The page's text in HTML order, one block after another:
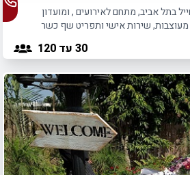
בתל אביב, מתחם לאירועים , ומועדון
שירות אישי ותפריט שף כשר
30 עד 120